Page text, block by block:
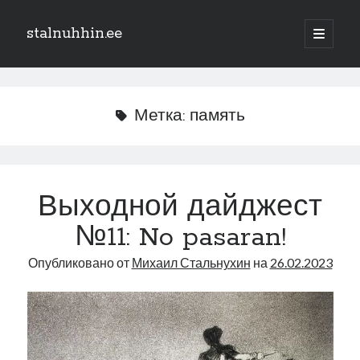
stalnuhhin.ee
отрыть
Боковая
В мире
Интеграция
Книга
Нарва и северо-восток
Обзор прессы
Образование
Парламент и правительство
Метка: память
Выходной дайджест
№11: No pasaran!
Опубликовано от Михаил Стальнухин на 26.02.2023